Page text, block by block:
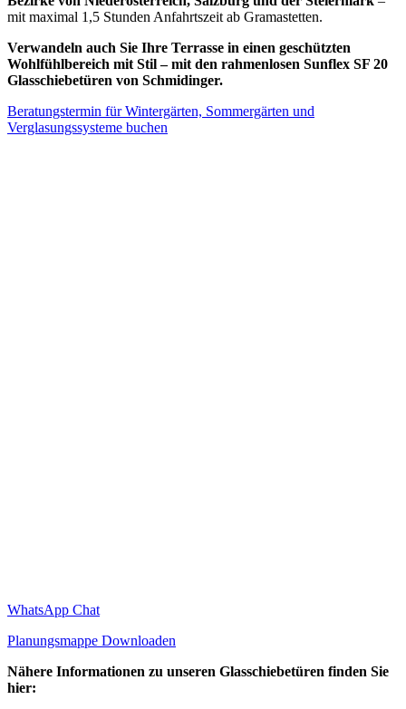
mit maximal 1,5 Stunden Anfahrtszeit ab Gramastetten.
Verwandeln auch Sie Ihre Terrasse in einen geschützten
Wohlfühlbereich mit Stil – mit den rahmenlosen Sunflex SF 20
Glasschiebetüren von Schmidinger.
Beratungstermin für Wintergärten, Sommergärten und
Verglasungssysteme buchen
WhatsApp Chat
Planungsmappe Downloaden
Nähere Informationen zu unseren Glasschiebetüren finden Sie
hier: